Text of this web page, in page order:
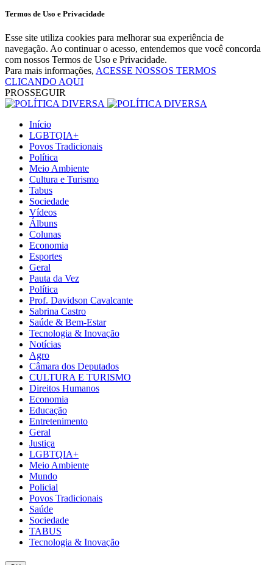
Termos de Uso e Privacidade
Esse site utiliza cookies para melhorar sua experiência de
navegação. Ao continuar o acesso, entendemos que você concorda
com nossos Termos de Uso e Privacidade.
Para mais informações, ACESSE NOSSOS TERMOS
CLICANDO AQUI
PROSSEGUIR
Início
LGBTQIA+
Povos Tradicionais
Política
Meio Ambiente
Cultura e Turismo
Tabus
Sociedade
Vídeos
Álbuns
Colunas
Economia
Esportes
Geral
Pauta da Vez
Política
Prof. Davidson Cavalcante
Sabrina Castro
Saúde & Bem-Estar
Tecnologia & Inovação
Notícias
Agro
Câmara dos Deputados
CULTURA E TURISMO
Direitos Humanos
Economia
Educação
Entretenimento
Geral
Justiça
LGBTQIA+
Meio Ambiente
Mundo
Policial
Povos Tradicionais
Saúde
Sociedade
TABUS
Tecnologia & Inovação